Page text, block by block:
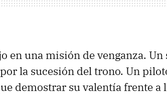
en una misión de venganza. Un
la sucesión del trono. Un
demostrar su valentía frente a